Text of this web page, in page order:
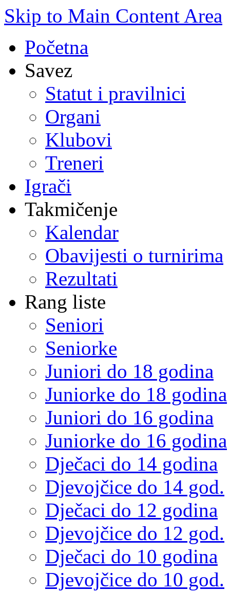
Skip to Main Content Area
Početna
Savez
Statut i pravilnici
Organi
Klubovi
Treneri
Igrači
Takmičenje
Kalendar
Obavijesti o turnirima
Rezultati
Rang liste
Seniori
Seniorke
Juniori do 18 godina
Juniorke do 18 godina
Juniori do 16 godina
Juniorke do 16 godina
Dječaci do 14 godina
Djevojčice do 14 god.
Dječaci do 12 godina
Djevojčice do 12 god.
Dječaci do 10 godina
Djevojčice do 10 god.